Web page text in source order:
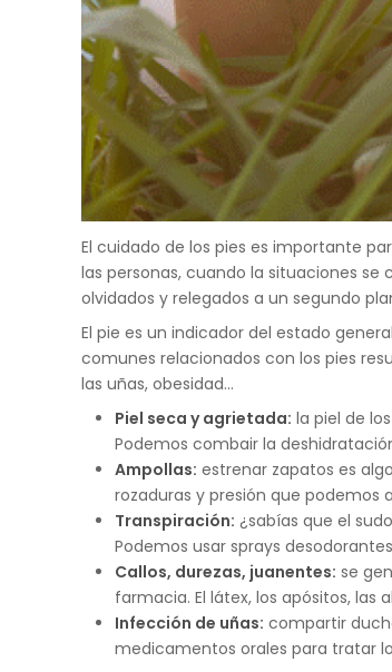
El cuidado de los pies es importante
las personas, cuando la situaciones
olvidados y relegados a un segundo
El pie es un indicador del estado
comunes relacionados con los pies
las uñas, obesidad...
Piel seca y agrietada: la piel de
Podemos combair la
Ampollas: estrenar zapatos es
rozaduras y presión que podemos
Transpiración: ¿sabías que el
Podemos usar sprays
Callos, durezas, juanentes: se
farmacia. El látex, los apósitos, las
Infección de uñas: compartir
medicamentos orales para tratar